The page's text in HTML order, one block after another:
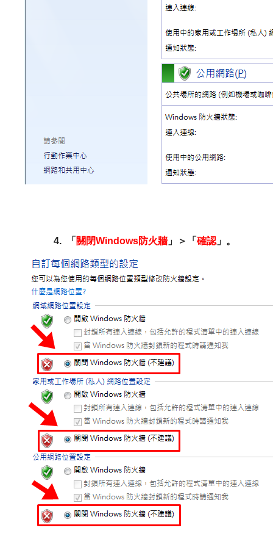
4. 「 關閉Windows防火牆 」＞「 確認 」。